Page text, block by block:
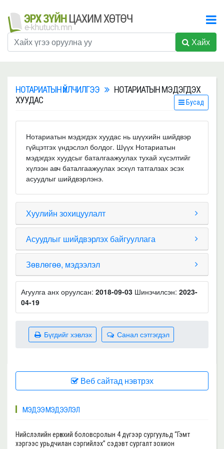
Хайх
НОТАРИАТЫН ҮЙЛЧИЛГЭЭ
НОТАРИАТЫН МЭДЭГДЭХ
ХУУДАС
Бусад
Нотариатын мэдэгдэх хуудас нь шүүхийн шийдвэр
гүйцэтгэх үндэслэл болдог. Шүүх Нотариатын
мэдэгдэх хуудсыг баталгаажуулах тухай хүсэлтийг
хүлээн авч баталгаажуулах эсхүл татгалзах эсэх
асуудлыг шийдвэрлэнэ.
Хуулийн зохицуулалт
Асуудлыг шийдвэрлэх байгууллага
Зөвлөгөө, мэдээлэл
Агуулга анх оруулсан: 2018-09-03 Шинэчилсэн: 2023-
04-19
Санал сэтгэгдэл
Бүгдийг хэвлэх
Веб сайтад нэвтрэх
МЭДЭЭ МЭДЭЭЛЭЛ
Нийслэлийн ерөнхий боловсролын 4 дүгээр сургуульд “Гэмт
хэргээс урьдчилан сэргийлэх” сэдэвт сургалт зохион